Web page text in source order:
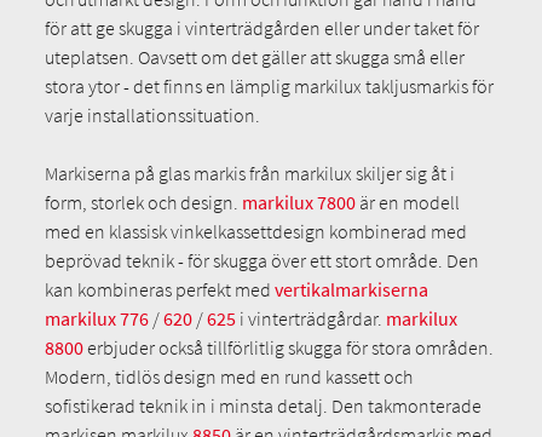
för att ge skugga i vinterträdgården eller under taket för
uteplatsen. Oavsett om det gäller att skugga små eller
stora ytor - det finns en lämplig markilux takljusmarkis för
varje installationssituation.
Markiserna på glas markis från markilux skiljer sig åt i
form, storlek och design. markilux 7800 är en modell
med en klassisk vinkelkassettdesign kombinerad med
beprövad teknik - för skugga över ett stort område. Den
kan kombineras perfekt medvertikalmarkiserna
markilux 776 /620 /625 i vinterträdgårdar. markilux
8800erbjuder också tillförlitlig skugga för stora områden.
Modern, tidlös design med en rund kassett och
sofistikerad teknik in i minsta detalj. Den takmonterade